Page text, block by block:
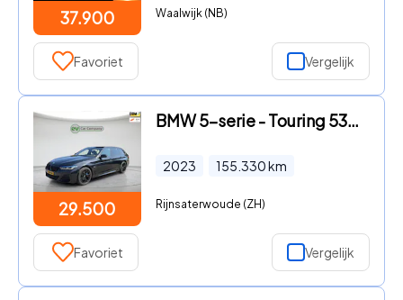
37.900 Waalwijk (NB)
Favoriet Vergelijk
29.500
BMW 5-serie - Touring 530e Business Edition Plus | M Sport | Laser LED | T
2023 155.330km
Rijnsaterwoude (ZH)
Favoriet Vergelijk